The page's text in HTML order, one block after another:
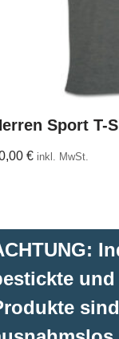
Sport T-
€ inkl. MwSt.